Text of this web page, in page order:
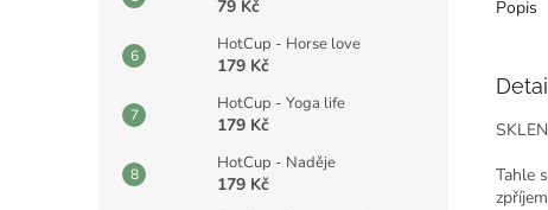
79 Kč
HotCup - Horse love
179 Kč
HotCup - Yoga life
179 Kč
HotCup - Naděje
179 Kč
Popis
Tahle